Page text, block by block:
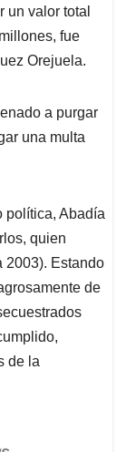
un valor total
fue
Orejuela.
a purgar
una multa
política, Abadía
quien
2003). Estando
de
de la